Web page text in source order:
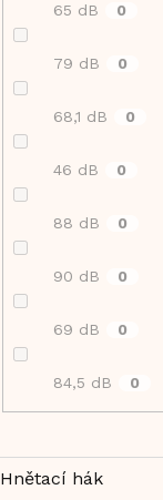
65 dB 0
79 dB 0
68,1 dB 0
46 dB 0
88 dB 0
90 dB 0
69 dB 0
84,5 dB 0
Hnětací hák